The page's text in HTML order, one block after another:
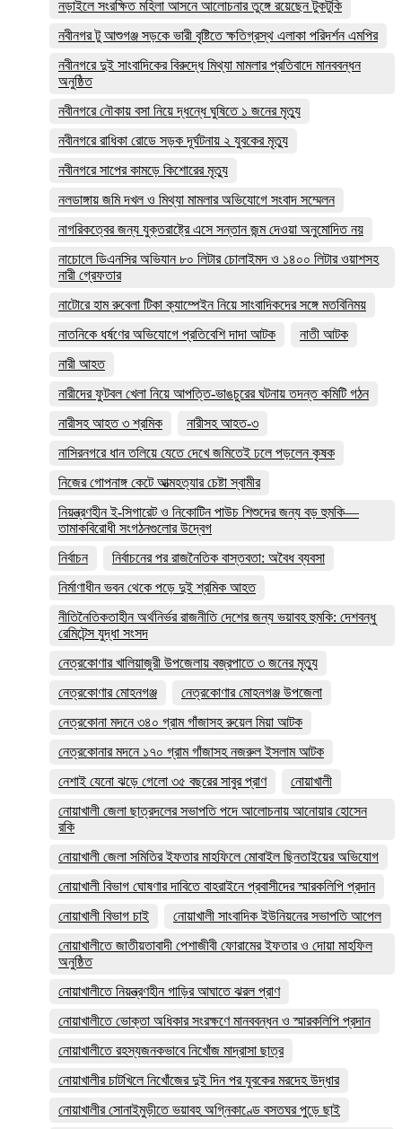
নড়াইলে সংরক্ষিত মহিলা আসনে আলোচনার তুঙ্গে রয়েছেন টুকটুকি
নবীনগর টু আশুগঞ্জ সড়কে ভারী বৃষ্টিতে ক্ষতিগ্রস্থ এলাকা পরিদর্শন এমপির
নবীনগরে দুই সাংবাদিকের বিরুদ্ধে মিথ্যা মামলার প্রতিবাদে মানববন্ধন
অনুষ্ঠিত
নবীনগরে নৌকায় বসা নিয়ে দ্ধন্ধে ঘুষিতে ১ জনের মৃত্যু
নবীনগরে রাধিকা রোডে সড়ক দূর্ঘটনায় ২ যুবকের মৃত্যু
নবীনগরে সাপের কামড়ে কিশোরের মৃত্যু
নলডাঙ্গায় জমি দখল ও মিথ্যা মামলার অভিযোগে সংবাদ সম্মেলন
নাগরিকত্বের জন্য যুক্তরাষ্ট্রে এসে সন্তান জন্ম দেওয়া অনুমোদিত নয়
নাচোলে ডিএনসির অভিযান ৮০ লিটার চোলাইমদ ও ১৪০০ লিটার ওয়াশসহ
নারী গ্রেফতার
নাটোরে হাম রুবেলা টিকা ক্যাম্পেইন নিয়ে সাংবাদিকদের সঙ্গে মতবিনিময়
নাতনিকে ধর্ষণের অভিযোগে প্রতিবেশি দাদা আটক
নাতী আটক
নারী আহত
নারীদের ফুটবল খেলা নিয়ে আপত্তি-ভাঙচুরের ঘটনায় তদন্ত কমিটি গঠন
নারীসহ আহত ৩ শ্রমিক
নারীসহ আহত-৩
নাসিরনগরে ধান তলিয়ে যেতে দেখে জমিতেই ঢলে পড়লেন কৃষক
নিজের গোপনাঙ্গ কেটে আত্মহত্যার চেষ্টা স্বামীর
নিয়ন্ত্রণহীন ই-সিগারেট ও নিকোটিন পাউচ শিশুদের জন্য বড় হুমকি—
তামাকবিরোধী সংগঠনগুলোর উদ্বেগ
নির্বাচন
নির্বাচনের পর রাজনৈতিক বাস্তবতা: অবৈধ ব্যবসা
নির্মাণাধীন ভবন থেকে পড়ে দুই শ্রমিক আহত
নীতিনৈতিকতাহীন অর্থনির্ভর রাজনীতি দেশের জন্য ভয়াবহ হুমকি: দেশবন্ধু
রেমিটেন্স যুদ্ধা সংসদ
নেত্রকোণার খালিয়াজুরী উপজেলায় বজ্রপাতে ৩ জনের মৃত্যু
নেত্রকোণার মোহনগঞ্জ
নেত্রকোণার মোহনগঞ্জ উপজেলা
নেত্রকোনা মদনে ৩৪০ গ্রাম গাঁজাসহ রুয়েল মিয়া আটক
নেত্রকোনার মদনে ১৭০ গ্রাম গাঁজাসহ নজরুল ইসলাম আটক
নেশাই যেনো ঝড়ে গেলো ৩৫ বছরের সাবুর প্রাণ
নোয়াখালী
নোয়াখালী জেলা ছাত্রদলের সভাপতি পদে আলোচনায় আনোয়ার হোসেন
রকি
নোয়াখালী জেলা সমিতির ইফতার মাহফিলে মোবাইল ছিনতাইয়ের অভিযোগ
নোয়াখালী বিভাগ ঘোষণার দাবিতে বাহরাইনে প্রবাসীদের স্মারকলিপি প্রদান
নোয়াখালী বিভাগ চাই
নোয়াখালী সাংবাদিক ইউনিয়নের সভাপতি আপেল
নোয়াখালীতে জাতীয়তাবাদী পেশাজীবী ফোরামের ইফতার ও দোয়া মাহফিল
অনুষ্ঠিত
নোয়াখালীতে নিয়ন্ত্রণহীন গাড়ির আঘাতে ঝরল প্রাণ
নোয়াখালীতে ভোক্তা অধিকার সংরক্ষণে মানববন্ধন ও স্মারকলিপি প্রদান
নোয়াখালীতে রহস্যজনকভাবে নিখোঁজ মাদ্রাসা ছাত্র
নোয়াখালীর চাটখিলে নিখোঁজের দুই দিন পর যুবকের মরদেহ উদ্ধার
নোয়াখালীর সোনাইমুড়ীতে ভয়াবহ অগ্নিকাণ্ডে বসতঘর পুড়ে ছাই